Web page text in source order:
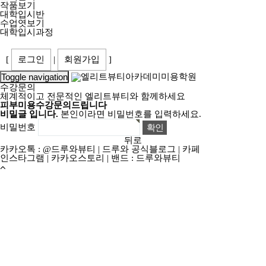
작품보기
대학입시반
수업엿보기
대학입시과정
[ 로그인 | 회원가입 ]
Toggle navigation
수강문의
체계적이고 전문적인 엘리트뷰티와 함께하세요
피부미용수강문의드립니다
비밀글 입니다. 본인이라면 비밀번호를 입력하세요.
비밀번호
뒤로
카카오톡 : @드루와뷰티
| 드루와 공식블로그 | 카페
인스타그램 | 카카오스토리 | 밴드 : 드루와뷰티